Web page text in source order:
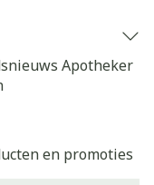
Apotheker
en promoties